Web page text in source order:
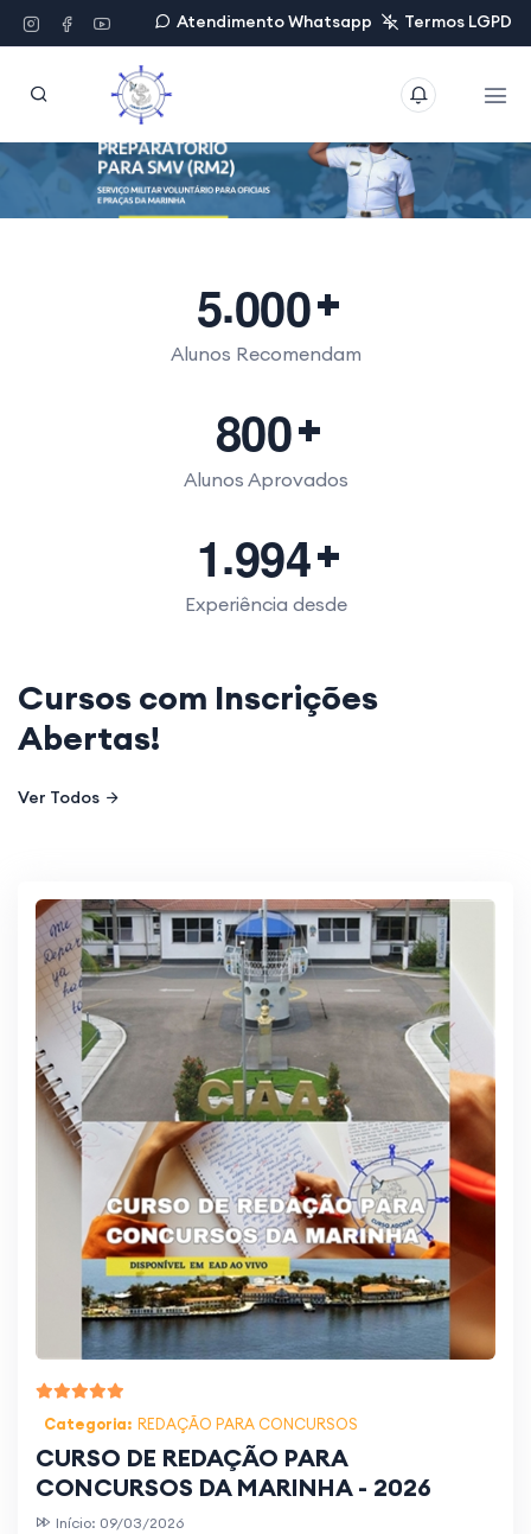
Atendimento Whatsapp Termos LGPD
5.000
Alunos Recomendam
800
Alunos Aprovados
1.994
Experiência desde
Cursos com Inscrições
Abertas!
Ver Todos
Categoria: REDAÇÃO PARA CONCURSOS
CURSO DE REDAÇÃO PARA
CONCURSOS DA MARINHA - 2026
Início: 09/03/2026